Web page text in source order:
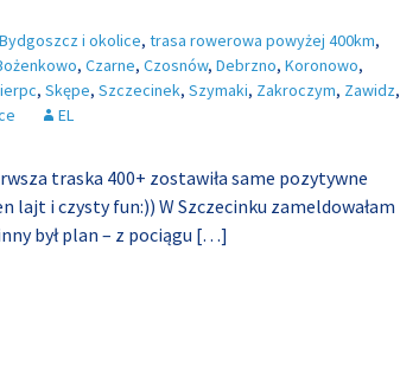
i okolice, trasa rowerowa powyżej 400km,
, Czarne, Czosnów, Debrzno, Koronowo,
, Skępe, Szczecinek, Szymaki, Zakroczym, Zawidz,
EL
traska 400+ zostawiła same pozytywne
lajt i czysty fun:)) W Szczecinku zameldowałam
był plan – z pociągu […]